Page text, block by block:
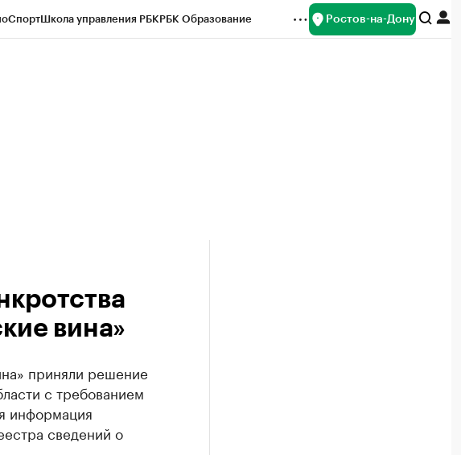
СпортШкола управления РБКРБК Образование Ростов-на-Дону
вина»
приняли решение
с требованием
информация
сведений о